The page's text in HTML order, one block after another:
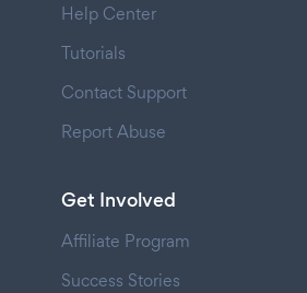
Help Center
Tutorials
Contact Support
Report Abuse
Get Involved
Affiliate Program
Success Stories